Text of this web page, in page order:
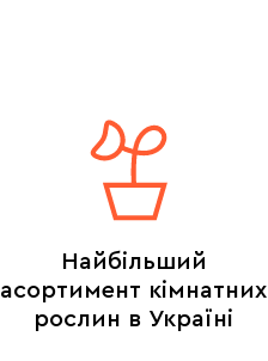
Найбільший
асортимент кімнатних
рослин в Україні